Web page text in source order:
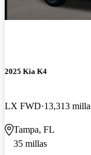
2025 Kia K4
LX FWD 13,313
Tampa, FL
35 millas